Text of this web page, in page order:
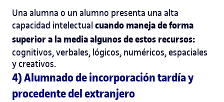
Una alumna o un alumno presenta una alta
capacidad intelectual cuando maneja de forma
superior a la media algunos de estos recursos:
cognitivos, verbales, lógicos, numéricos, espaciales
y creativos.
4) Alumnado de incorporación tardía y
procedente del extranjero